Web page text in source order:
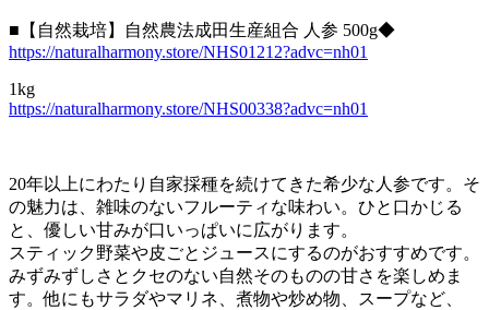
■【自然栽培】自然農法成田生産組合 人参 500g◆
https://naturalharmony.store/NHS01212?advc=nh01
1kg
https://naturalharmony.store/NHS00338?advc=nh01
20年以上にわたり自家採種を続けてきた希少な人参です。そ
の魅力は、雑味のないフルーティな味わい。ひと口かじる
と、優しい甘みが口いっぱいに広がります。
スティック野菜や皮ごとジュースにするのがおすすめです。
みずみずしさとクセのない自然そのものの甘さを楽しめま
す。他にもサラダやマリネ、煮物や炒め物、スープなど、